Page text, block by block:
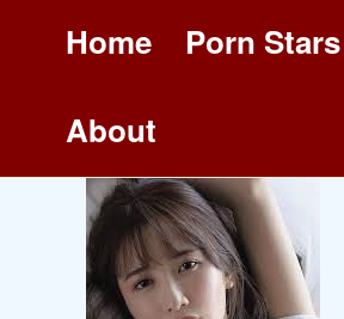
Home
Porn Stars
About